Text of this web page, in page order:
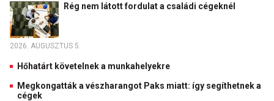
Rég nem látott fordulat a családi cégeknél
2026. AUGUSZTUS 5.
Hőhatárt követelnek a munkahelyekre
Megkongatták a vészharangot Paks miatt: így segíthetnek a
cégek